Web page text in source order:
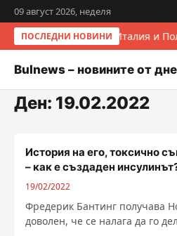
09 август 2026, неделя
ПОСЛЕДНИ НОВИНИ Италия и
Bulnews – новините от
Ден: 19.02.2022
История на его, токсично
– как е създаден
19/02/2022
Фредерик Бантинг получава
доволен, че се налага да го